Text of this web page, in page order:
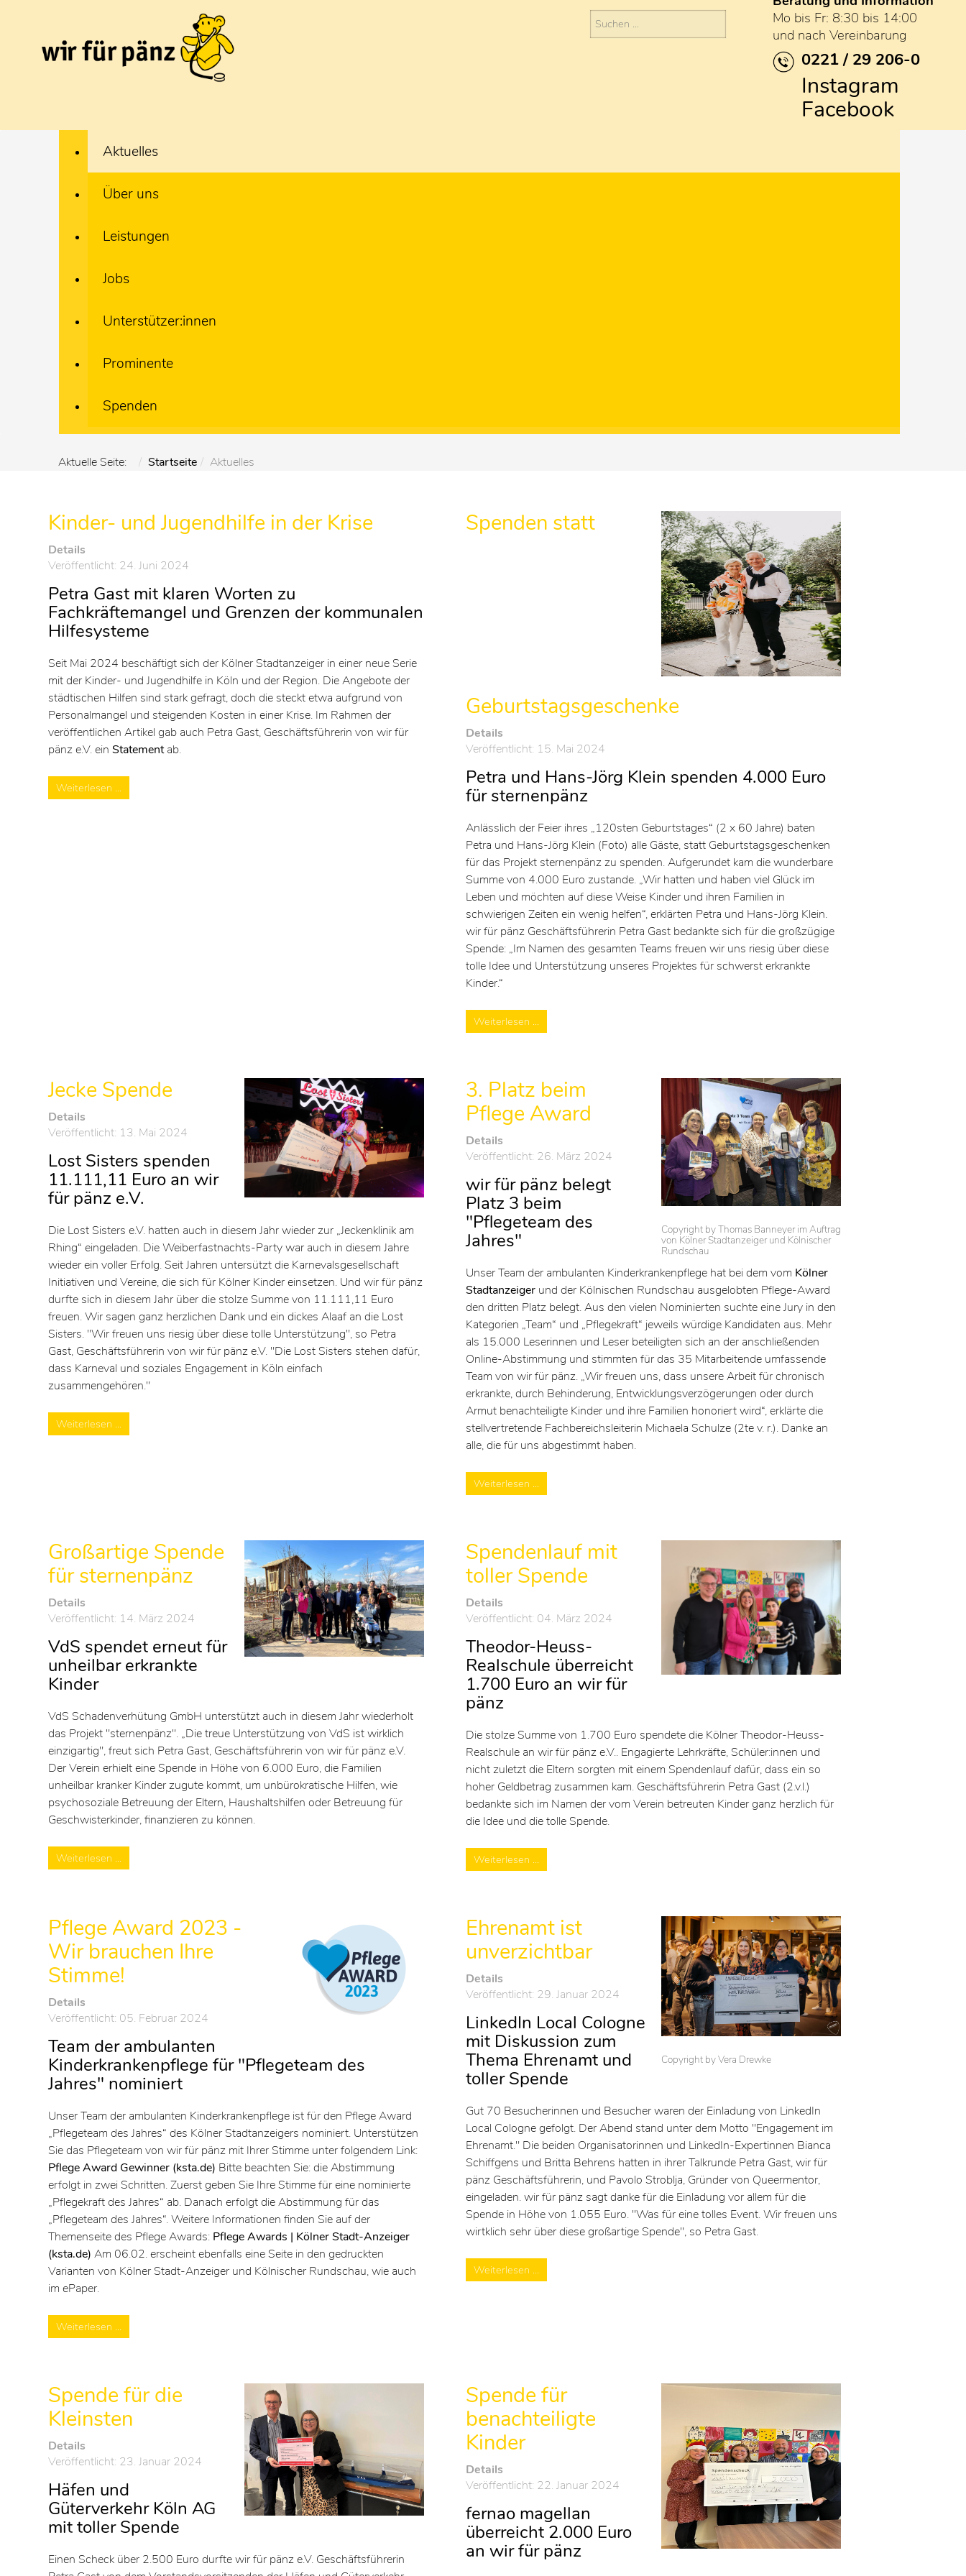
Mo bis Fr: 8:30 bis 14:00
und nach Vereinbarung
0221 / 29 206-0
Instagram
Facebook
Aktuelles
Über uns
Leistungen
Jobs
Unterstützer:innen
Prominente
Spenden
Aktuelle Seite: Startseite Aktuelles
Kinder- und Jugendhilfe in der Krise
Details
Veröffentlicht: 24. Juni 2024
Petra Gast mit klaren Worten zu
Fachkräftemangel und Grenzen der kommunalen
Hilfesysteme
Seit Mai 2024 beschäftigt sich der Kölner Stadtanzeiger in einer neue Serie
mit der Kinder- und Jugendhilfe in Köln und der Region. Die Angebote der
städtischen Hilfen sind stark gefragt, doch die steckt etwa aufgrund von
Personalmangel und steigenden Kosten in einer Krise. Im Rahmen der
veröffentlichen Artikel gab auch Petra Gast, Geschäftsführerin von wir für
pänz e.V. einStatementab.
Weiterlesen …
Spenden statt
Geburtstagsgeschenke
Details
Veröffentlicht: 15. Mai 2024
Petra und Hans-Jörg Klein spenden 4.000 Euro
für sternenpänz
Anlässlich der Feier ihres „120sten Geburtstages“ (2 x 60 Jahre) baten
Petra und Hans-Jörg Klein (Foto) alle Gäste, statt Geburtstagsgeschenken
für das Projekt sternenpänz zu spenden. Aufgerundet kam die wunderbare
Summe von 4.000 Euro zustande. „Wir hatten und haben viel Glück im
Leben und möchten auf diese Weise Kinder und ihren Familien in
schwierigen Zeiten ein wenig helfen“, erklärten Petra und Hans-Jörg Klein.
wir für pänz Geschäftsführerin Petra Gast bedankte sich für die großzügige
Spende: „Im Namen des gesamten Teams freuen wir uns riesig über diese
tolle Idee und Unterstützung unseres Projektes für schwerst erkrankte
Kinder.“
Weiterlesen …
Jecke Spende
Details
Veröffentlicht: 13. Mai 2024
Lost Sisters spenden
11.111,11 Euro an wir
für pänz e.V.
Die Lost Sisters e.V. hatten auch in diesem Jahr wieder zur „Jeckenklinik am
Rhing“ eingeladen. Die Weiberfastnachts-Party war auch in diesem Jahre
wieder ein voller Erfolg. Seit Jahren untersützt die Karnevalsgesellschaft
Initiativen und Vereine, die sich für Kölner Kinder einsetzen. Und wir für pänz
durfte sich in diesem Jahr über die stolze Summe von 11.111,11 Euro
freuen. Wir sagen ganz herzlichen Dank und ein dickes Alaaf an die Lost
Sisters. "Wir freuen uns riesig über diese tolle Unterstützung", so Petra
Gast, Geschäftsführerin von wir für pänz e.V. "Die Lost Sisters stehen dafür,
dass Karneval und soziales Engagement in Köln einfach
zusammengehören."
Weiterlesen …
Copyright by Thomas Banneyer im Auftrag
von Kölner Stadtanzeiger und Kölnischer
Rundschau
3. Platz beim
Pflege Award
Details
Veröffentlicht: 26. März 2024
wir für pänz belegt
Platz 3 beim
"Pflegeteam des
Jahres"
Unser Team der ambulanten Kinderkrankenpflege hat bei dem vom Kölner
Stadtanzeiger und der Kölnischen Rundschau ausgelobten Pflege-Award
den dritten Platz belegt. Aus den vielen Nominierten suchte eine Jury in den
Kategorien „Team“ und „Pflegekraft“ jeweils würdige Kandidaten aus. Mehr
als 15.000 Leserinnen und Leser beteiligten sich an der anschließenden
Online-Abstimmung und stimmten für das 35 Mitarbeitende umfassende
Team von wir für pänz. „Wir freuen uns, dass unsere Arbeit für chronisch
erkrankte, durch Behinderung, Entwicklungsverzögerungen oder durch
Armut benachteiligte Kinder und ihre Familien honoriert wird“, erklärte die
stellvertretende Fachbereichsleiterin Michaela Schulze (2te v. r.). Danke an
alle, die für uns abgestimmt haben.
Weiterlesen …
Großartige Spende
für sternenpänz
Details
Veröffentlicht: 14. März 2024
VdS spendet erneut für
unheilbar erkrankte
Kinder
VdS Schadenverhütung GmbH unterstützt auch in diesem Jahr wiederholt
das Projekt "sternenpänz". „Die treue Unterstützung von VdS ist wirklich
einzigartig", freut sich Petra Gast, Geschäftsführerin von wir für pänz e.V.
Der Verein erhielt eine Spende in Höhe von 6.000 Euro, die Familien
unheilbar kranker Kinder zugute kommt, um unbürokratische Hilfen, wie
psychosoziale Betreuung der Eltern, Haushaltshilfen oder Betreuung für
Geschwisterkinder, finanzieren zu können.
Weiterlesen …
Spendenlauf mit
toller Spende
Details
Veröffentlicht: 04. März 2024
Theodor-Heuss-
Realschule überreicht
1.700 Euro an wir für
pänz
Die stolze Summe von 1.700 Euro spendete die Kölner Theodor-Heuss-
Realschule an wir für pänz e.V.. Engagierte Lehrkräfte, Schüler:innen und
nicht zuletzt die Eltern sorgten mit einem Spendenlauf dafür, dass ein so
hoher Geldbetrag zusammen kam. Geschäftsführerin Petra Gast (2.v.l.)
bedankte sich im Namen der vom Verein betreuten Kinder ganz herzlich für
die Idee und die tolle Spende.
Weiterlesen …
Pflege Award 2023 -
Wir brauchen Ihre
Stimme!
Details
Veröffentlicht: 05. Februar 2024
Team der ambulanten
Kinderkrankenpflege für "Pflegeteam des
Jahres" nominiert
Unser Team der ambulanten Kinderkrankenpflege ist für den Pflege Award
„Pflegeteam des Jahres“ des Kölner Stadtanzeigers nominiert. Unterstützen
Sie das Pflegeteam von wir für pänz mit Ihrer Stimme unter folgendem Link:
Pflege Award Gewinner (ksta.de) Bitte beachten Sie: die Abstimmung
erfolgt in zwei Schritten. Zuerst geben Sie Ihre Stimme für eine nominierte
„Pflegekraft des Jahres“ ab. Danach erfolgt die Abstimmung für das
„Pflegeteam des Jahres“. Weitere Informationen finden Sie auf der
Themenseite des Pflege Awards: Pflege Awards | Kölner Stadt-Anzeiger
(ksta.de)Am 06.02. erscheint ebenfalls eine Seite in den gedruckten
Varianten von Kölner Stadt-Anzeiger und Kölnischer Rundschau, wie auch
im ePaper.
Weiterlesen …
Copyright by Vera Drewke
Ehrenamt ist
unverzichtbar
Details
Veröffentlicht: 29. Januar 2024
LinkedIn Local Cologne
mit Diskussion zum
Thema Ehrenamt und
toller Spende
Gut 70 Besucherinnen und Besucher waren der Einladung von LinkedIn
Local Cologne gefolgt. Der Abend stand unter dem Motto "Engagement im
Ehrenamt." Die beiden Organisatorinnen und LinkedIn-Expertinnen Bianca
Schiffgens und Britta Behrens hatten in ihrer Talkrunde Petra Gast, wir für
pänz Geschäftsführerin, und Pavolo Stroblja, Gründer von Queermentor,
eingeladen. wir für pänz sagt danke für die Einladung vor allem für die
Spende in Höhe von 1.055 Euro. "Was für eine tolles Event. Wir freuen uns
wirtklich sehr über diese großartige Spende", so Petra Gast.
Weiterlesen …
Spende für die
Kleinsten
Details
Veröffentlicht: 23. Januar 2024
Häfen und
Güterverkehr Köln AG
mit toller Spende
Einen Scheck über 2.500 Euro durfte wir für pänz e.V. Geschäftsführerin
Spende für
benachteiligte
Kinder
Details
Veröffentlicht: 22. Januar 2024
fernao magellan
überreicht 2.000 Euro
an wir für pänz